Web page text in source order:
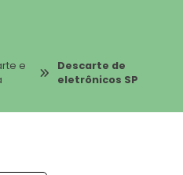
e
Descarte de
eletrônicos SP